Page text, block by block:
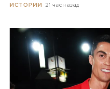
ИСТОРИИ 21 час назад